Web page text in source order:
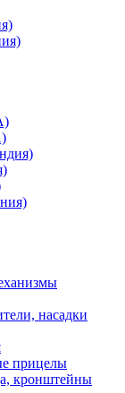
насадки
прицелы
кронштейны